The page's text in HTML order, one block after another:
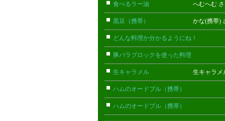
食べるラー油 へむへむ さ
黒豆（携帯） かな(携帯)
どんな料理か分かるようにね！
豚バラブロックを使った料理
生キャラメル 生キャラメル
ハムのオードブル（携帯）
ハムのオードブル（携帯）